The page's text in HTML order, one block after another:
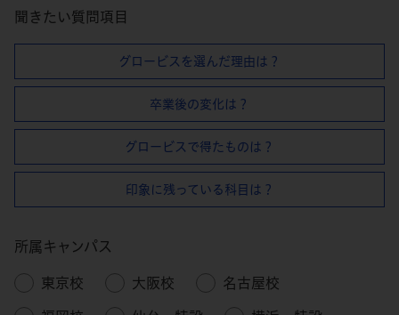
聞きたい質問項目
グロービスを選んだ理由は？
卒業後の変化は？
グロービスで得たものは？
印象に残っている科目は？
所属キャンパス
東京校 大阪校 名古屋校